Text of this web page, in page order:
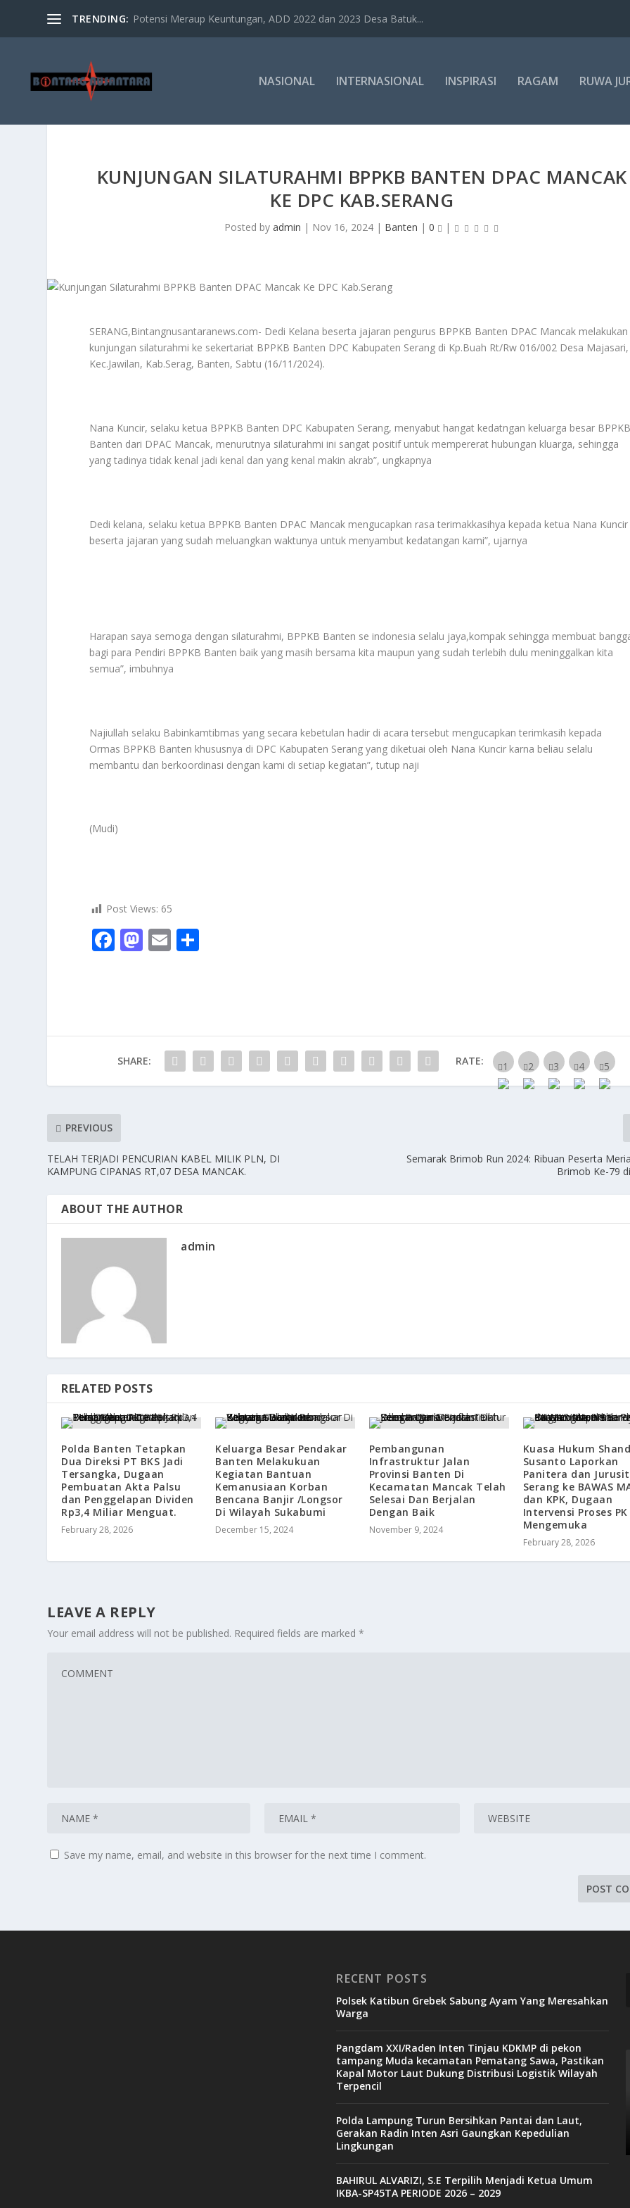
TRENDING: Potensi Meraup Keuntungan, ADD 2022 dan 2023 Desa Batuk...
NASIONAL INTERNASIONAL INSPIRASI RAGAM RUWA
KUNJUNGAN SILATURAHMI BPPKB BANTEN DPAC MANCAK
KE DPC KAB.SERANG
Posted by admin | Nov 16, 2024| Banten | 0 |
SERANG,Bintangnusantaranews.com- Dedi Kelana beserta jajaran pengurus BPPKB Banten DPAC Mancak melakukan
kunjungan silaturahmi ke sekertariat BPPKB Banten DPC Kabupaten Serang di Kp.Buah Rt/Rw 016/002 Desa Majasari,
Kec.Jawilan, Kab.Serag, Banten, Sabtu (16/11/2024).
Nana Kuncir, selaku ketua BPPKB Banten DPC Kabupaten Serang, menyabut hangat kedatngan keluarga besar
Banten dari DPAC Mancak, menurutnya silaturahmi ini sangat positif untuk mempererat hubungan kluarga, sehingga
yang tadinya tidak kenal jadi kenal dan yang kenal makin akrab”, ungkapnya
Dedi kelana, selaku ketua BPPKB Banten DPAC Mancak mengucapkan rasa terimakkasihya kepada ketua Nana Kuncir
beserta jajaran yang sudah meluangkan waktunya untuk menyambut kedatangan kami”, ujarnya
Harapan saya semoga dengan silaturahmi, BPPKB Banten se indonesia selalu jaya,kompak sehingga membuat
bagi para Pendiri BPPKB Banten baik yang masih bersama kita maupun yang sudah terlebih dulu meninggalkan kita
semua”, imbuhnya
Najiullah selaku Babinkamtibmas yang secara kebetulan hadir di acara tersebut mengucapkan terimkasih kepada
Ormas BPPKB Banten khususnya di DPC Kabupaten Serang yang diketuai oleh Nana Kuncir karna beliau selalu
membantu dan berkoordinasi dengan kami di setiap kegiatan”, tutup naji
(Mudi)
Post Views: 65
F
ac
o
o
k
M
as
o
n
E
m
SHARE: RATE:
PREVIOUS
TELAH TERJADI PENCURIAN KABEL MILIK PLN, DI
KAMPUNG CIPANAS RT,07 DESA MANCAK.
Semarak Brimob Run 2024: Ribuan Peserta
Brimob Ke-79
ABOUT THE AUTHOR
admin
RELATED POSTS
Polda Banten Tetapkan
Dua Direksi PT BKS Jadi
Tersangka, Dugaan
Pembuatan Akta Palsu
dan Penggelapan Dividen
Rp3,4 Miliar Menguat.
February 28, 2026
Keluarga Besar Pendakar
Banten Melakukuan
Kegiatan Bantuan
Kemanusiaan Korban
Bencana Banjir /Longsor
Di Wilayah Sukabumi
December 15, 2024
Pembangunan
Infrastruktur Jalan
Provinsi Banten Di
Kecamatan Mancak Telah
Selesai Dan Berjalan
Dengan Baik
November 9, 2024
Kuasa Hukum
Susanto Laporkan
Panitera dan
Serang ke BAWAS
dan KPK, Dugaan
Intervensi Proses PK
Mengemuka
February 28, 2026
LEAVE A REPLY
Your email address will not be published. Required fields are marked*
Save my name, email, and website in this browser for the next time I comment.
RECENT POSTS
Polsek Katibun Grebek Sabung Ayam Yang Meresahkan
Warga
Pangdam XXI/Raden Inten Tinjau KDKMP di pekon
tampang Muda kecamatan Pematang Sawa, Pastikan
Kapal Motor Laut Dukung Distribusi Logistik Wilayah
Terpencil
Polda Lampung Turun Bersihkan Pantai dan Laut,
Gerakan Radin Inten Asri Gaungkan Kepedulian
Lingkungan
BAHIRUL ALVARIZI, S.E Terpilih Menjadi Ketua Umum
IKBA-SP45TA PERIODE 2026 – 2029